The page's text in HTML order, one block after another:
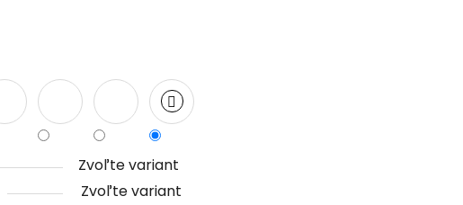
Zvoľte variant
Zvoľte variant